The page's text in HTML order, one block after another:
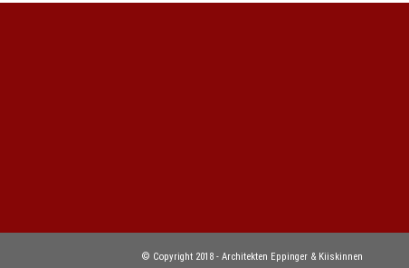
© Copyright 2018 - Architekten Eppinger & Kiiskinnen